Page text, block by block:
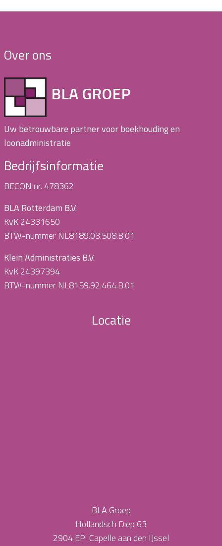
Over ons
BLA GROEP
Uw betrouwbare partner voor boekhouding en
loonadministratie
Bedrijfsinformatie
BECON nr. 478362
BLA Rotterdam B.V.
KvK 24331650
BTW-nummer NL8189.03.508.B.01
Klein Administraties B.V.
KvK 24397394
BTW-nummer NL8159.92.464.B.01
Locatie
BLA Groep
Hollandsch Diep 63
2904 EP Capelle aan den IJssel